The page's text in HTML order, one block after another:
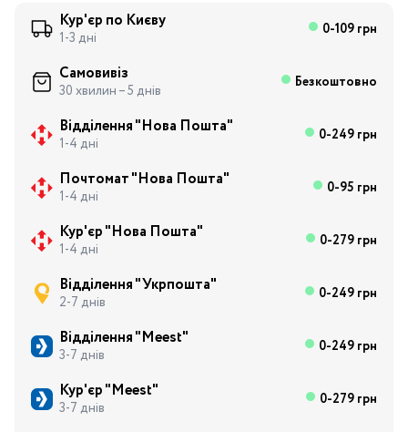
Кур'єр по Києву
1-3 дні 0-109 грн
Самовивіз
30 хвилин – 5 днів Безкоштовно
Відділення "Нова Пошта"
1-4 дні 0-249 грн
Почтомат "Нова Пошта"
1-4 дні 0-95 грн
Кур'єр "Нова Пошта"
1-4 дні 0-279 грн
Відділення "Укрпошта"
2-7 днів 0-249 грн
Відділення "Meest"
3-7 днів 0-249 грн
Кур'єр "Meest"
3-7 днів 0-279 грн